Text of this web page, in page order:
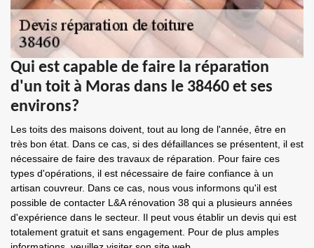
Qui est capable de faire la réparation
d'un toit à Moras dans le 38460 et ses
environs?
Les toits des maisons doivent, tout au long de l'année, être en
très bon état. Dans ce cas, si des défaillances se présentent, il est
nécessaire de faire des travaux de réparation. Pour faire ces
types d'opérations, il est nécessaire de faire confiance à un
artisan couvreur. Dans ce cas, nous vous informons qu'il est
possible de contacter L&A rénovation 38 qui a plusieurs années
d'expérience dans le secteur. Il peut vous établir un devis qui est
totalement gratuit et sans engagement. Pour de plus amples